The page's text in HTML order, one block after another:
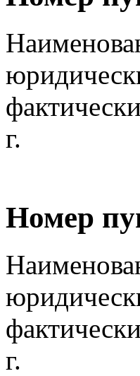
г.
Номер
г.